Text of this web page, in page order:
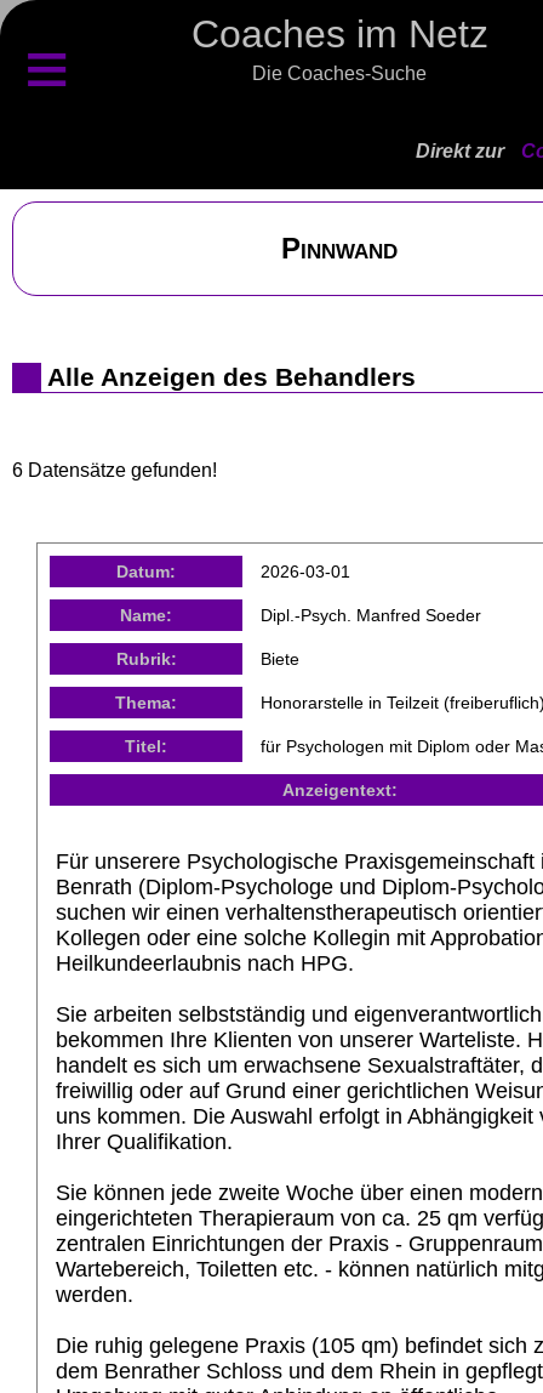
Coaches im Netz
Die Coaches-Suche
≡
Direkt zur
Pinnwand
Alle Anzeigen des Behandlers
6 Datensätze gefunden!
Datum: 2026-03-01
Name: Dipl.-Psych. Manfred Soeder
Rubrik: Biete
Thema: Honorarstelle in Teilzeit
Titel: für Psychologen mit Diplom oder
Anzeigentext:
Für unserere Psychologische Praxisgemeinschaft
Benrath (Diplom-Psychologe und Diplom-
suchen wir einen verhaltenstherapeutisch
Kollegen oder eine solche Kollegin mit
Heilkundeerlaubnis nach HPG.
Sie arbeiten selbstständig und
bekommen Ihre Klienten von unserer Warteliste.
handelt es sich um erwachsene Sexualstraftäter,
freiwillig oder auf Grund einer gerichtlichen
uns kommen. Die Auswahl erfolgt in Abhängigkeit
Ihrer Qualifikation.
Sie können jede zweite Woche über einen modern
eingerichteten Therapieraum von ca. 25 qm
zentralen Einrichtungen der Praxis -
Wartebereich, Toiletten etc. - können natürlich
werden.
Die ruhig gelegene Praxis (105 qm) befindet sich
dem Benrather Schloss und dem Rhein in